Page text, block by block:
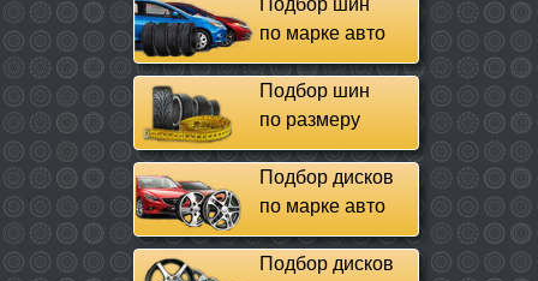
Подбор шин
по марке авто
Подбор шин
по размеру
Подбор дисков
по марке авто
Подбор дисков